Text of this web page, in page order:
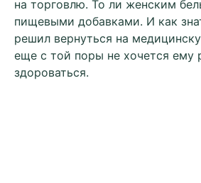
на торговлю. То ли женским
пищевыми добавками. И как
решил вернуться на
еще с той поры не хочется ему
здороваться.